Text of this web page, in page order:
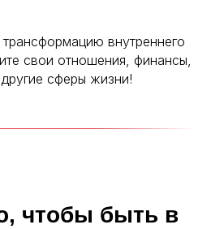
внутреннего
свои отношения, финансы,
сферы жизни!
чтобы быть в